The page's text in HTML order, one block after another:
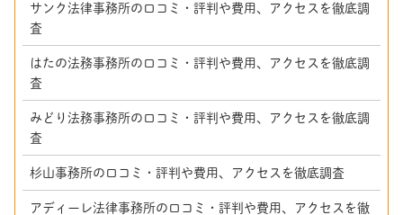
サンク法律事務所の口コミ・評判や費用、アクセスを徹底調
査
はたの法務事務所の口コミ・評判や費用、アクセスを徹底調
査
みどり法務事務所の口コミ・評判や費用、アクセスを徹底調
査
杉山事務所の口コミ・評判や費用、アクセスを徹底調査
アディーレ法律事務所の口コミ・評判や費用、アクセスを徹